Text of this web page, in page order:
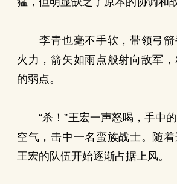
李青也毫不手软，带领弓箭
火力，箭矢如雨点般射向敌军
的弱点。
“杀！”王宏一声怒喝，手中的
空气，击中一名蛮族战士。随着
王宏的队伍开始逐渐占据上风。